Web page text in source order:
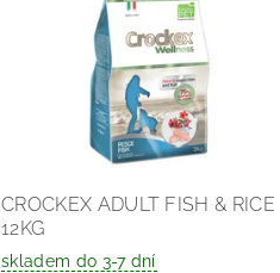
CROCKEX ADULT FISH & RICE
12KG
skladem do 3-7 dní